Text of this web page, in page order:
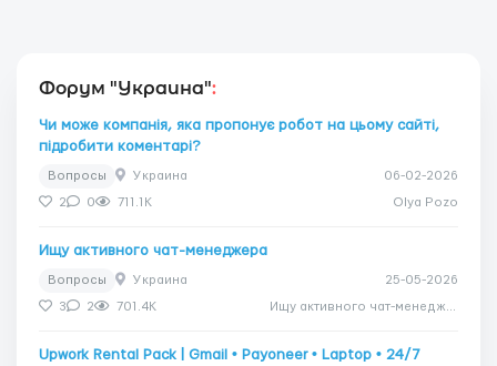
Форум "Украина":
Чи може компанія, яка пропонує робот на цьому сайті,
підробити коментарі?
Вопросы Украина 06-02-2026
2 0 711.1K Olya Pozo
Ищу активного чат-менеджера
Вопросы Украина 25-05-2026
3 2 701.4K
Upwork Rental Pack | Gmail • Payoneer • Laptop • 24/7